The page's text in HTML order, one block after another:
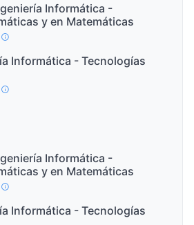
Informática -
y en Matemáticas
Informática - Tecnologías
Informática -
y en Matemáticas
Informática - Tecnologías